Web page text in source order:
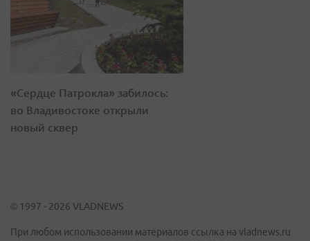
«Сердце Патрокла» забилось:
во Владивостоке открыли
новый сквер
© 1997 - 2026 VLADNEWS
При любом использовании материалов ссылка на vladnews.ru